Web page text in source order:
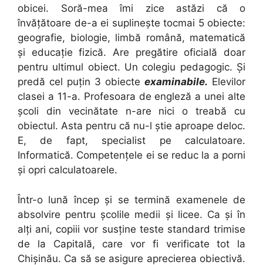
obicei. Soră-mea îmi zice astăzi că o
învățătoare de-a ei suplinește tocmai 5 obiecte:
geografie, biologie, limbă română, matematică
și educație fizică. Are pregătire oficială doar
pentru ultimul obiect. Un colegiu pedagogic. Și
predă cel puțin 3 obiecte examinabile. Elevilor
clasei a 11-a. Profesoara de engleză a unei alte
școli din vecinătate n-are nici o treabă cu
obiectul. Asta pentru că nu-l știe aproape deloc.
E, de fapt, specialist pe calculatoare.
Informatică. Competențele ei se reduc la a porni
și opri calculatoarele.
Într-o lună încep și se termină examenele de
absolvire pentru școlile medii și licee. Ca și în
alți ani, copiii vor susține teste standard trimise
de la Capitală, care vor fi verificate tot la
Chișinău. Ca să se asigure aprecierea obiectivă.